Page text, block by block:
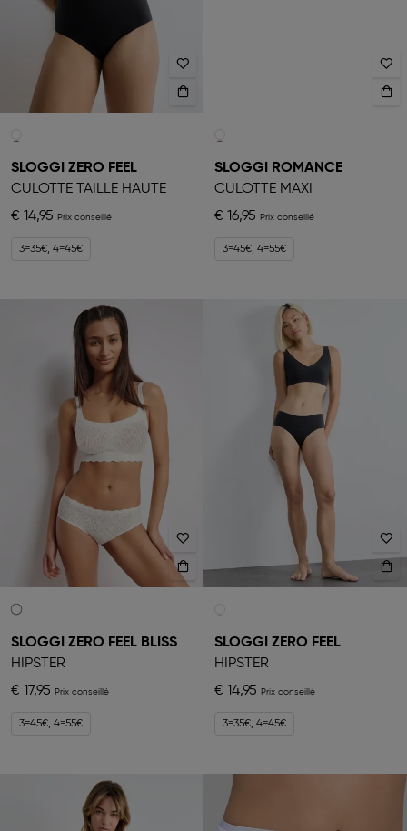
SLOGGI ZERO FEEL
CULOTTE TAILLE HAUTE
€ 14,95
3=35€, 4=45€
SLOGGI ROMANCE
CULOTTE MAXI
€ 16,95
3=45€, 4=55€
SLOGGI ZERO FEEL BLISS
HIPSTER
€ 17,95
3=45€, 4=55€
SLOGGI ZERO FEEL
HIPSTER
€ 14,95
3=35€, 4=45€